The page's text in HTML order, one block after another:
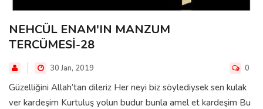
NEHCÜL ENAM'IN MANZUM
TERCÜMESİ-28
30 Jan, 2019 0
Güzelliğini Allah’tan dileriz Her neyi biz söylediysek sen kulak
ver kardeşim Kurtuluş yolun budur bunla amel et kardeşim Bu